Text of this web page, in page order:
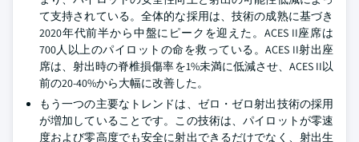
て支持されている。全体的な採用は、技術の成熟に基づき
2020年代前半から中盤にピークを迎えた。ACES II座席は
700人以上のパイロットの命を救っている。ACES II射出座
席は、射出時の脊椎損傷率を1%未満に低減させ、ACES II以
前の20-40%から大幅に改善した。
もう一つの主要なトレンドは、ゼロ・ゼロ射出技術の採用
が増加していることです。この技術は、パイロットが零速
度および零高度でも安全に射出できるだけでなく、射出生